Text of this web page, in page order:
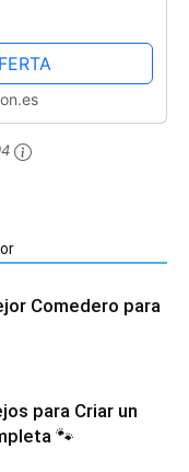
de Perro de
Comedero para
para Criar un
🐾